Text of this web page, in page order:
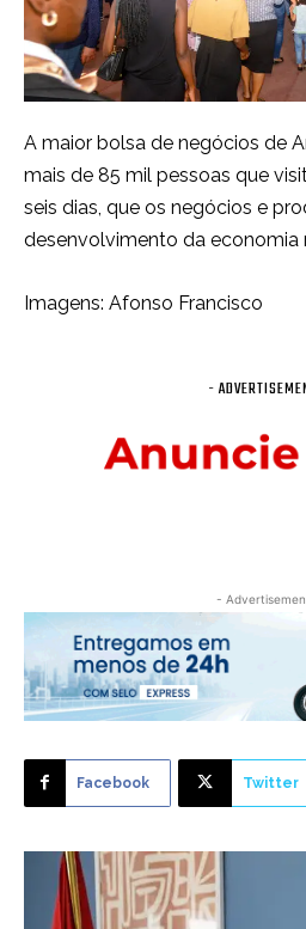
A maior bolsa de negócios de
mais de 85 mil pessoas que
seis dias, que os negócios e
desenvolvimento da economia
Imagens: Afonso Francisco
-
-
Facebook Twitter